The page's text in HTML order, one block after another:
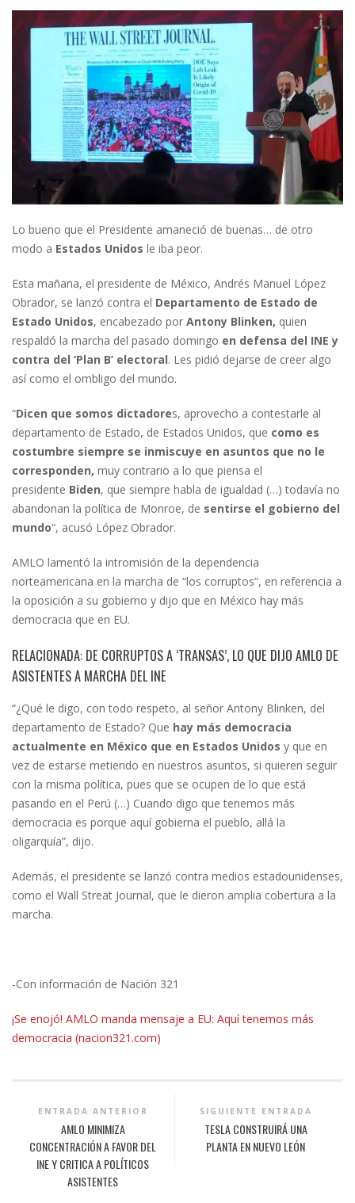
Lo bueno que el Presidente amaneció de buenas… de otro
modo a Estados Unidos le iba peor.
Esta mañana, el presidente de México, Andrés Manuel López
Obrador, se lanzó contra el Departamento de Estado de
Estado Unidos, encabezado por Antony Blinken, quien
respaldó la marcha del pasado domingo en defensa del INE y
contra del ‘Plan B’ electoral. Les pidió dejarse de creer algo
así como el ombligo del mundo.
“Dicen que somos dictadores, aprovecho a contestarle al
departamento de Estado, de Estados Unidos, que como es
costumbre siempre se inmiscuye en asuntos que no le
corresponden, muy contrario a lo que piensa el
presidente Biden, que siempre habla de igualdad (…) todavía no
abandonan la política de Monroe, de sentirse el gobierno del
mundo“, acusó López Obrador.
AMLO lamentó la intromisión de la dependencia
norteamericana en la marcha de “los corruptos”, en referencia a
la oposición a su gobierno y dijo que en México hay más
democracia que en EU.
RELACIONADA: DE CORRUPTOS A ‘TRANSAS’, LO QUE DIJO AMLO DE
ASISTENTES A MARCHA DEL INE
“¿Qué le digo, con todo respeto, al señor Antony Blinken, del
departamento de Estado? Que hay más democracia
actualmente en México que en Estados Unidos y que en
vez de estarse metiendo en nuestros asuntos, si quieren seguir
con la misma política, pues que se ocupen de lo que está
pasando en el Perú (…) Cuando digo que tenemos más
democracia es porque aquí gobierna el pueblo, allá la
oligarquía”, dijo.
Además, el presidente se lanzó contra medios estadounidenses,
como el Wall Streat Journal, que le dieron amplia cobertura a la
marcha.
-Con información de Nación 321
¡Se enojó! AMLO manda mensaje a EU: Aquí tenemos más
democracia (nacion321.com)
ENTRADA ANTERIOR
AMLO MINIMIZA
CONCENTRACIÓN A FAVOR DEL
INE Y CRITICA A POLÍTICOS
ASISTENTES
SIGUIENTE ENTRADA
TESLA CONSTRUIRÁ UNA
PLANTA EN NUEVO LEÓN